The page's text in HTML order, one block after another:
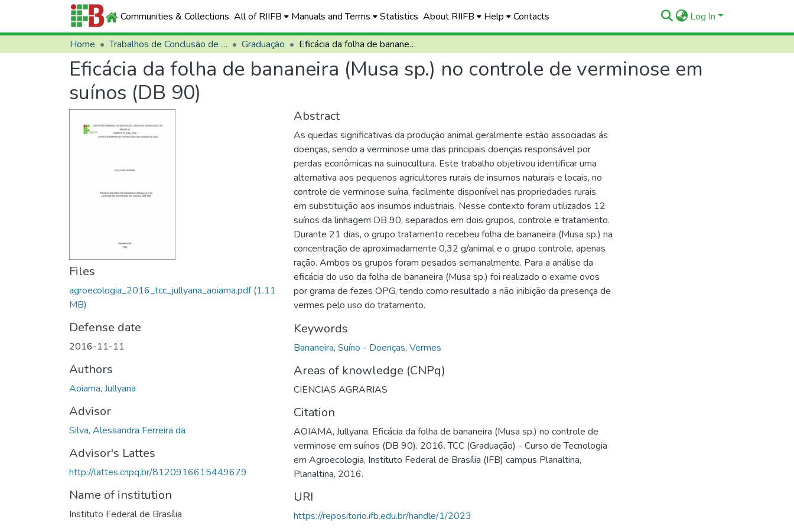
Communities & Collections All of RIIFB Manuals and Terms Statistics About RIIFB Help Contacts Log In
Home Trabalhos de Conclusão de Curso (TCCs) Graduação Eficácia da folha de bananeira (Musa sp.) no controle de verminose em suínos (DB 90)
Eficácia da folha de bananeira (Musa sp.) no controle de verminose em
suínos (DB 90)
Files
agroecologia_2016_tcc_jullyana_aoiama.pdf(1.11
MB)
Defense date
2016-11-11
Authors
Aoiama, Jullyana
Advisor
Silva, Alessandra Ferreira da
Advisor's Lattes
http://lattes.cnpq.br/8120916615449679
Name of institution
Instituto Federal de Brasília
Abstract
As quedas significativas da produção animal geralmente estão associadas ás
doenças, sendo a verminose uma das principais doenças responsável por
perdas econômicas na suinocultura. Este trabalho objetivou identificar uma
alternativa aos pequenos agricultores rurais de insumos naturais e locais, no
controle de verminose suína, facilmente disponível nas propriedades rurais,
em substituição aos insumos industriais. Nesse contexto foram utilizados 12
suínos da linhagem DB 90, separados em dois grupos, controle e tratamento.
Durante 21 dias, o grupo tratamento recebeu folha de bananeira (Musa sp.) na
concentração de aproximadamente 0,32 g/animal e o grupo controle, apenas
ração. Ambos os grupos foram pesados semanalmente. Para a análise da
eficácia do uso da folha de bananeira (Musa sp.) foi realizado o exame ovos
por grama de fezes OPG, tendo como resultado a não inibição da presença de
vermes pelo uso do tratamento.
Keywords
Bananeira, Suíno - Doenças, Vermes
Areas of knowledge (CNPq)
CIENCIAS AGRARIAS
Citation
AOIAMA, Jullyana. Eficácia da folha de bananeira (Musa sp.) no controle de
verminose em suínos (DB 90). 2016. TCC (Graduação) - Curso de Tecnologia
em Agroecologia, Instituto Federal de Brasília (IFB) campus Planaltina,
Planaltina, 2016.
URI
https://repositorio.ifb.edu.br/handle/1/2023